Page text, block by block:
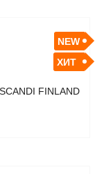
NEW
ХИТ
FINLAND